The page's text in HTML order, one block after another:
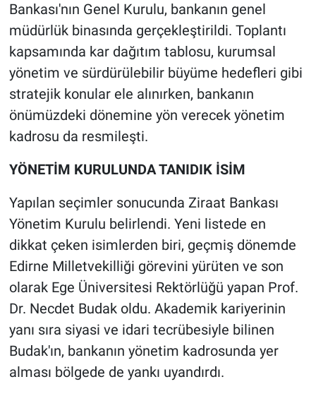
Bankası'nın Genel Kurulu, bankanın genel
müdürlük binasında gerçekleştirildi. Toplantı
kapsamında kar dağıtım tablosu, kurumsal
yönetim ve sürdürülebilir büyüme hedefleri gibi
stratejik konular ele alınırken, bankanın
önümüzdeki dönemine yön verecek yönetim
kadrosu da resmileşti.
YÖNETİM KURULUNDA TANIDIK İSİM
Yapılan seçimler sonucunda Ziraat Bankası
Yönetim Kurulu belirlendi. Yeni listede en
dikkat çeken isimlerden biri, geçmiş dönemde
Edirne Milletvekilliği görevini yürüten ve son
olarak Ege Üniversitesi Rektörlüğü yapan Prof.
Dr. Necdet Budak oldu. Akademik kariyerinin
yanı sıra siyasi ve idari tecrübesiyle bilinen
Budak'ın, bankanın yönetim kadrosunda yer
alması bölgede de yankı uyandırdı.